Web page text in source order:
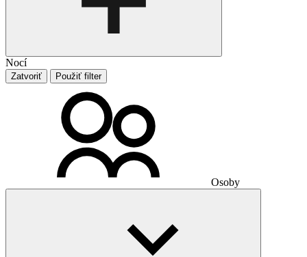
Nocí
Zatvoriť Použiť filter
Osoby